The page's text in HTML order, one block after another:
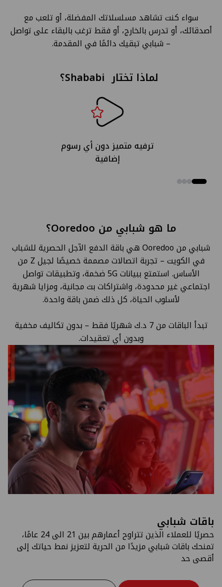
سواء كنت تشاهد مسلسلاتك المفضلة، أو تلعب مع
أصدقائك، أو تدرس بالخارج، أو فقط ترغب بالبقاء على تواصل
– شبابي تبقيك دائمًا في المقدمة.
لماذا تختار Shababi؟
ترفيه متميز دون أي رسوم
إضافية
ما هو شبابي من Ooredoo؟
شبابي من Ooredoo هي باقة الدفع الآجل الحصرية للشباب
في الكويت – تجربة اتصالات مصممة خصيصًا لجيل Z من
الأساس. استمتع ببيانات 5G ضخمة، وتطبيقات تواصل
اجتماعي غير محدودة، واشتراكات بث مجانية، ومزايا شهرية
لأسلوب الحياة، كل ذلك ضمن باقة واحدة.
تبدأ الباقات من 7 د.ك شهريًا فقط – بدون تكاليف مخفية
وبدون أي تعقيدات.
باقات شبابي
حصريًا للعملاء الذين تتراوح أعمارهم بين 21 الى 24 عامًا،
تمنحك باقات شبابي مزيدًا من الحرية لتعزيز نمط حياتك إلى
أقصى حد